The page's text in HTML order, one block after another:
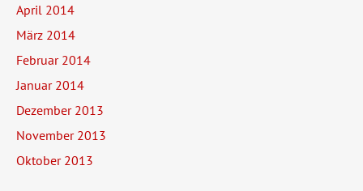
April 2014
März 2014
Februar 2014
Januar 2014
Dezember 2013
November 2013
Oktober 2013